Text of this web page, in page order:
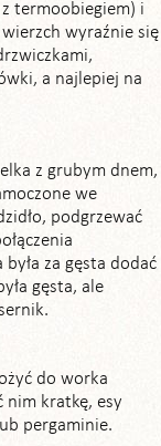
termoobiegiem) i
wyraźnie się
a najlepiej na
z grubym dnem,
we
podgrzewać
za gęsta dodać
gęsta, ale
do worka
nim kratkę, esy
pergaminie.